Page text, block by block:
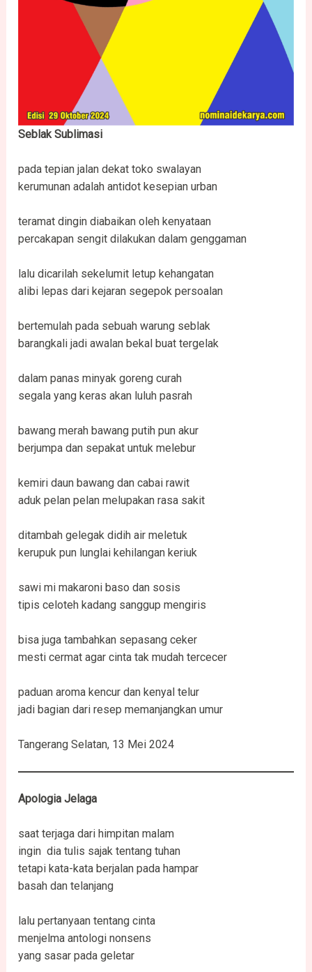
Seblak Sublimasi
pada tepian jalan dekat toko swalayan
kerumunan adalah antidot kesepian urban
teramat dingin diabaikan oleh kenyataan
percakapan sengit dilakukan dalam genggaman
lalu dicarilah sekelumit letup kehangatan
alibi lepas dari kejaran segepok persoalan
bertemulah pada sebuah warung seblak
barangkali jadi awalan bekal buat tergelak
dalam panas minyak goreng curah
segala yang keras akan luluh pasrah
bawang merah bawang putih pun akur
berjumpa dan sepakat untuk melebur
kemiri daun bawang dan cabai rawit
aduk pelan pelan melupakan rasa sakit
ditambah gelegak didih air meletuk
kerupuk pun lunglai kehilangan keriuk
sawi mi makaroni baso dan sosis
tipis celoteh kadang sanggup mengiris
bisa juga tambahkan sepasang ceker
mesti cermat agar cinta tak mudah tercecer
paduan aroma kencur dan kenyal telur
jadi bagian dari resep memanjangkan umur
Tangerang Selatan, 13 Mei 2024
Apologia Jelaga
saat terjaga dari himpitan malam
ingin dia tulis sajak tentang tuhan
tetapi kata-kata berjalan pada hampar
basah dan telanjang
lalu pertanyaan tentang cinta
menjelma antologi nonsens
yang sasar pada geletar